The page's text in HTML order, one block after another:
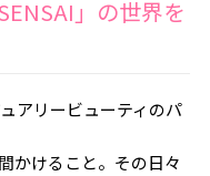
」の世界を
アリービューティのパ
かけること。その日々